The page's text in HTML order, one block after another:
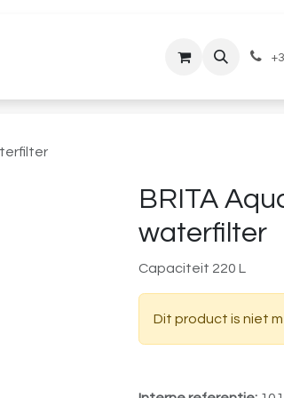
BRITA
waterfilter
Capaciteit 220 L
Dit product is niet